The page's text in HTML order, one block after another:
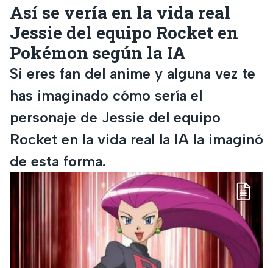
Así se vería en la vida real
Jessie del equipo Rocket en
Pokémon según la IA
Si eres fan del anime y alguna vez te
has imaginado cómo sería el
personaje de Jessie del equipo
Rocket en la vida real la IA la imaginó
de esta forma.